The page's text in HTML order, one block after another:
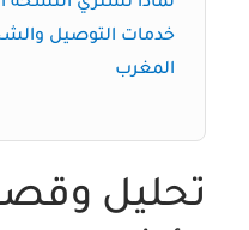
خدمات التوصيل
المغرب
تحليل